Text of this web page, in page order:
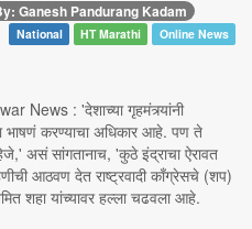
Ganesh Pandurang Kadam
National HT Marathi Online News
News : 'देशाच्या गृहमंत्र्यांनी
भाषणं करण्याचा अधिकार आहे. पण ते
असं सांगतानाच, 'कुठे इंद्राचा ऐरावत
आठवण देत राष्ट्रवादी काँग्रेसचे (शप)
शहा यांच्यावर हल्ला चढवला आहे.